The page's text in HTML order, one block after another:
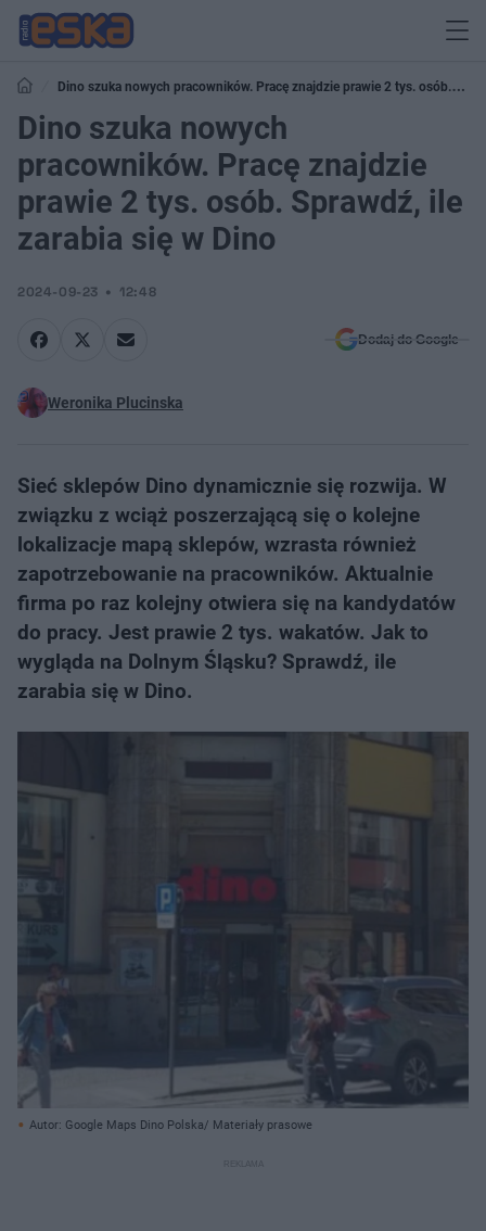
Dino szuka nowych pracowników. Pracę znajdzie prawie 2 tys. osób.
Sprawdź, ile zarabia się w Dino
Dino szuka nowych
pracowników. Pracę znajdzie
prawie 2 tys. osób. Sprawdź, ile
zarabia się w Dino
2024-09-23 12:48
Dodaj do Google
Weronika Plucinska
Sieć sklepów Dino dynamicznie się rozwija. W
związku z wciąż poszerzającą się o kolejne
lokalizacje mapą sklepów, wzrasta również
zapotrzebowanie na pracowników. Aktualnie
firma po raz kolejny otwiera się na kandydatów
do pracy. Jest prawie 2 tys. wakatów. Jak to
wygląda na Dolnym Śląsku? Sprawdź, ile
zarabia się w Dino.
Autor: Google Maps Dino Polska/ Materiały prasowe